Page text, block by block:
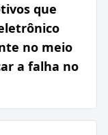
que
no meio
a falha no